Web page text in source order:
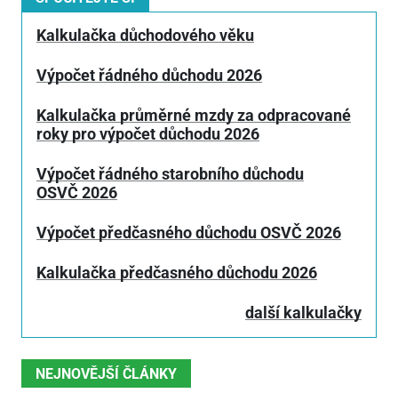
Kalkulačka důchodového věku
Výpočet řádného důchodu 2026
Kalkulačka průměrné mzdy za odpracované
roky pro výpočet důchodu 2026
Výpočet řádného starobního důchodu
OSVČ 2026
Výpočet předčasného důchodu OSVČ 2026
Kalkulačka předčasného důchodu 2026
další kalkulačky
NEJNOVĚJŠÍ ČLÁNKY